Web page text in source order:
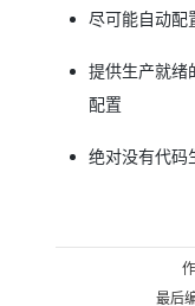
尽可能自动
提供生产就绪
配置
绝对没有代码
最后